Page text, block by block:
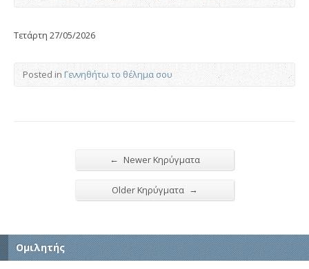
Τετάρτη 27/05/2026
Posted in Γεννηθήτω το θέλημα σου
← Newer Κηρύγματα
Older Κηρύγματα →
Ομιλητής